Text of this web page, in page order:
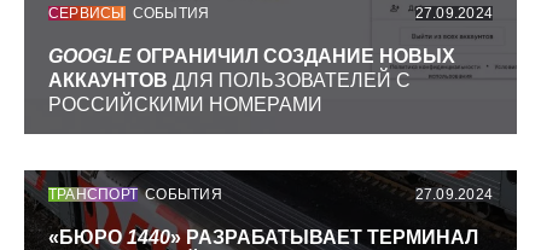
СЕРВИСЫ СОБЫТИЯ 27.09.2024
GOOGLE ОГРАНИЧИЛ СОЗДАНИЕ НОВЫХ
АККАУНТОВ ДЛЯ ПОЛЬЗОВАТЕЛЕЙ С
РОССИЙСКИМИ НОМЕРАМИ
ТРАНСПОРТ СОБЫТИЯ 27.09.2024
«БЮРО1440» РАЗРАБАТЫВАЕТ ТЕРМИНАЛ